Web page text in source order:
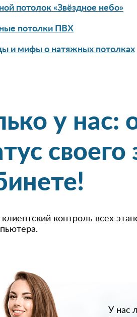
потолок «Звёздное небо»
потолки ПВХ
и мифы о натяжных потолках
у нас:
клиентский контроль всех
У нас